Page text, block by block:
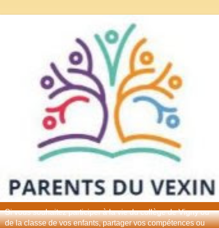
Si vous souhaitez participer à la vie du collège de Vigny ou
de la classe de vos enfants, partager vos compétences ou